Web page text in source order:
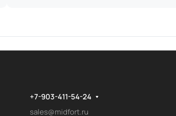
+7-903-411-54-24
sales@midfort.ru